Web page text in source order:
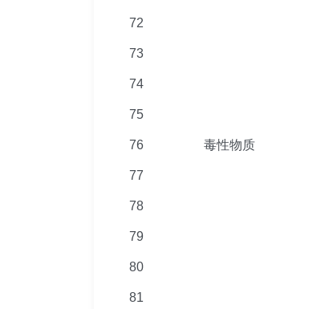
毒性物质
72
73
74
75
76
77
78
79
80
81